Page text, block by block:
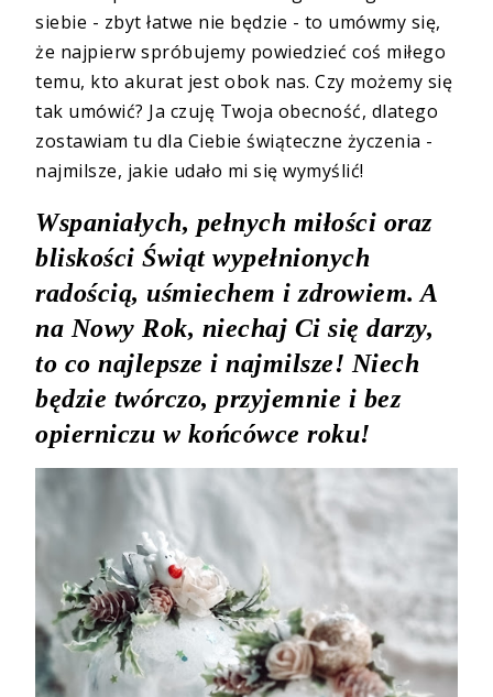
siebie - zbyt łatwe nie będzie - to umówmy się,
że najpierw spróbujemy powiedzieć coś miłego
temu, kto akurat jest obok nas. Czy możemy się
tak umówić? Ja czuję Twoja obecność, dlatego
zostawiam tu dla Ciebie świąteczne życzenia -
najmilsze, jakie udało mi się wymyślić!
Wspaniałych, pełnych miłości oraz
bliskości Świąt wypełnionych
radością, uśmiechem i zdrowiem. A
na Nowy Rok, niechaj Ci się darzy,
to co najlepsze i najmilsze! Niech
będzie twórczo, przyjemnie i bez
opierniczu w końcówce roku!